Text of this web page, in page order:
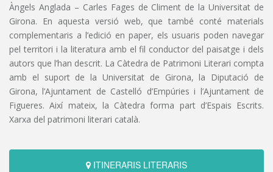
Àngels Anglada – Carles Fages de Climent de la Universitat de
Girona. En aquesta versió web, que també conté materials
complementaris a l’edició en paper, els usuaris poden navegar
pel territori i la literatura amb el fil conductor del paisatge i dels
autors que l’han descrit. La Càtedra de Patrimoni Literari compta
amb el suport de la Universitat de Girona, la Diputació de
Girona, l’Ajuntament de Castelló d’Empúries i l’Ajuntament de
Figueres. Així mateix, la Càtedra forma part d’Espais Escrits.
Xarxa del patrimoni literari català.
ITINERARIS LITERARIS